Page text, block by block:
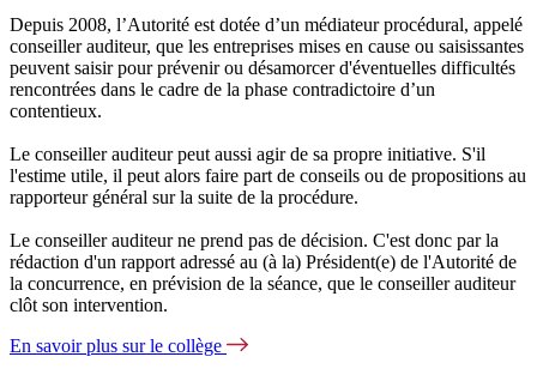
Depuis 2008, l’Autorité est dotée d’un médiateur procédural, appelé
conseiller auditeur, que les entreprises mises en cause ou saisissantes
peuvent saisir pour prévenir ou désamorcer d'éventuelles difficultés
rencontrées dans le cadre de la phase contradictoire d’un
contentieux.
Le conseiller auditeur peut aussi agir de sa propre initiative. S'il
l'estime utile, il peut alors faire part de conseils ou de propositions au
rapporteur général sur la suite de la procédure.
Le conseiller auditeur ne prend pas de décision. C'est donc par la
rédaction d'un rapport adressé au (à la) Président(e) de l'Autorité de
la concurrence, en prévision de la séance, que le conseiller auditeur
clôt son intervention.
En savoir plus sur le collège